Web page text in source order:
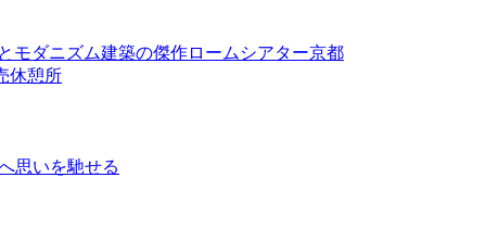
モダニズム建築の傑作ロームシアター京都
休憩所
思いを馳せる